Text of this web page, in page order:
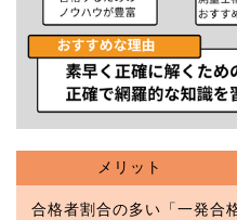
メリット
合格者割合の多い「一発合